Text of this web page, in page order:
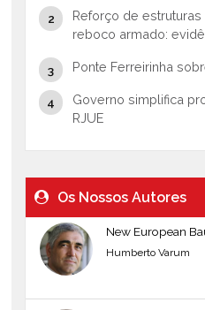
Reforço de
reboco armado:
Ponte Ferreirinha
Governo simplifica
RJUE
Os Nossos Autores
New European
Humberto Varum